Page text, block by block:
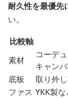
耐久性を最優先
い。
比較軸
素材
コーデ
キャン
底板
取り外
ファス YKK製